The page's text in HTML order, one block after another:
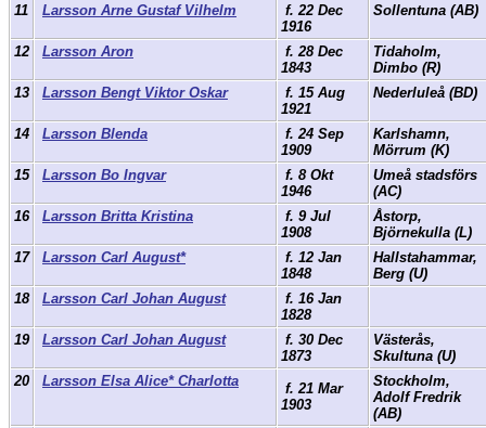
11 Larsson Arne Gustaf Vilhelm
f. 22 Dec
1916
Sollentuna (AB)
12 Larsson Aron
f. 28 Dec
1843
Tidaholm,
Dimbo (R)
13
Larsson Bengt Viktor Oskar
f. 15 Aug
1921
Nederluleå (BD)
14 Larsson Blenda
f. 24 Sep
1909
Karlshamn,
Mörrum (K)
15
Larsson Bo Ingvar
f. 8 Okt
1946
Umeå stadsförs
(AC)
16
Larsson Britta Kristina
f. 9 Jul
1908
Åstorp,
Björnekulla (L)
17
Larsson Carl August*
f. 12 Jan
1848
Hallstahammar,
Berg (U)
18
Larsson Carl Johan August
f. 16 Jan
1828
19
Larsson Carl Johan August
f. 30 Dec
1873
Västerås,
Skultuna (U)
20
Larsson Elsa Alice* Charlotta
f. 21 Mar
1903
Stockholm,
Adolf Fredrik
(AB)